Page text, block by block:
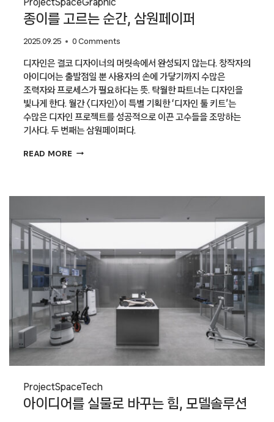
종이를 고르는 순간, 삼원페이퍼
2025.09.25 0 Comments
디자인은 결코 디자이너의 머릿속에서 완성되지 않는다. 창작자의
아이디어는 출발점일 뿐 사용자의 손에 가닿기까지 수많은
조력자와 프로세스가 필요하다는 뜻. 탁월한 파트너는 디자인을
빛나게 한다. 월간 〈디자인〉이 특별 기획한 ‘디자인 툴 키트’는
수많은 디자인 프로젝트를 성공적으로 이끈 고수들을 조망하는
기사다. 두 번째는 삼원페이퍼다.
READ MORE 종이를
ProjectSpaceTech
아이디어를 실물로 바꾸는 힘, 모델솔루션